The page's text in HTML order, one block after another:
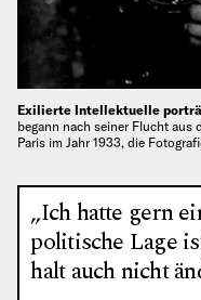
Exilierte Intellektuelle
begann nach seiner Flucht
Paris im Jahr 1933, die
„Ich hatte gern
politische Lage
halt auch nicht